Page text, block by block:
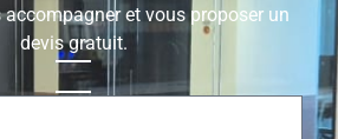
et vous proposer un
devis gratuit.